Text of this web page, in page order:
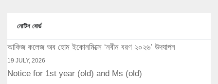
নোটিশ বোর্ড
আকিজ কলেজ অব হোম ইকোনমিক্সে ‘নবীন বরণ ২০২৬’ উদযাপন
19 JULY, 2026
Notice for 1st year (old) and Ms (old)